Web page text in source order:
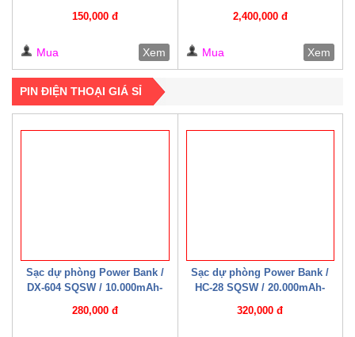
150,000 đ
Mua Xem
2,400,000 đ
Mua Xem
PIN ĐIỆN THOẠI GIÁ SỈ
Sạc dự phòng Power Bank /
DX-604 SQSW / 10.000mAh-
280,000 đ
Sạc dự phòng Power Bank /
HC-28 SQSW / 20.000mAh-
Trắng/ Đen
320,000 đ